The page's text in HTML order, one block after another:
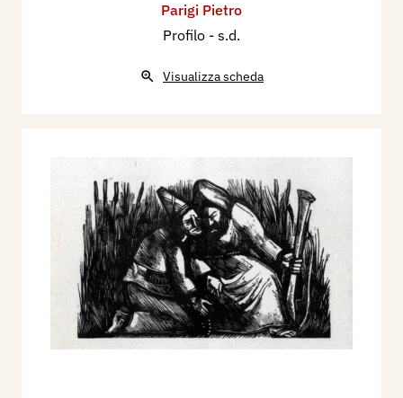
Parigi Pietro
Profilo - s.d.
Visualizza scheda